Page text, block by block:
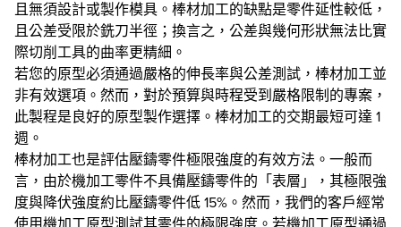
且無須設計或製作模具。棒材加工的缺點是零件延性較低，
且公差受限於銑刀半徑；換言之，公差與幾何形狀無法比實
際切削工具的曲率更精細。
若您的原型必須通過嚴格的伸長率與公差測試，棒材加工並
非有效選項。然而，對於預算與時程受到嚴格限制的專案，
此製程是良好的原型製作選擇。棒材加工的交期最短可達 1
週。
棒材加工也是評估壓鑄零件極限強度的有效方法。一般而
言，由於機加工零件不具備壓鑄零件的「表層」，其極限強
度與降伏強度約比壓鑄零件低 15%。然而，我們的客戶經常